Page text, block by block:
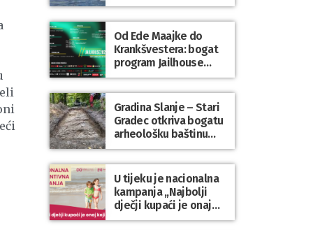
Od Ede Maajke do
Krankšvestera: bogat
program Jailhouse
Festivala 2026. u
Lepoglavi
Gradina Slanje – Stari
Gradec otkriva bogatu
arheološku baštinu
Varaždinske županije
U tijeku je nacionalna
kampanja „Najbolji
dječji kupaći je onaj
koji se nosi“